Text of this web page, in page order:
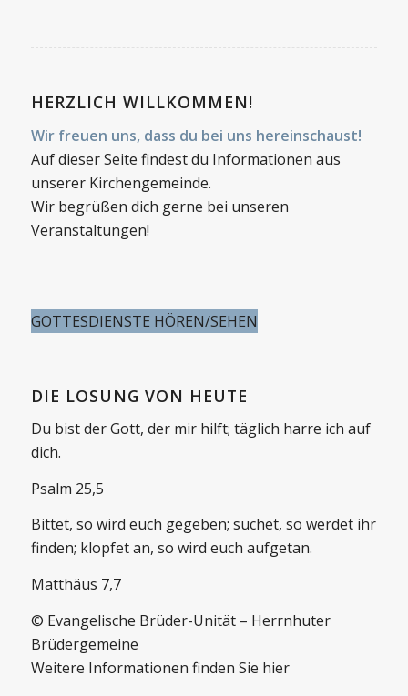
HERZLICH WILLKOMMEN!
Wir freuen uns, dass du bei uns hereinschaust!
Auf dieser Seite findest du Informationen aus
unserer Kirchengemeinde.
Wir begrüßen dich gerne bei unseren
Veranstaltungen!
GOTTESDIENSTE HÖREN/SEHEN
DIE LOSUNG VON HEUTE
Du bist der Gott, der mir hilft; täglich harre ich auf
dich.
Psalm 25,5
Bittet, so wird euch gegeben; suchet, so werdet ihr
finden; klopfet an, so wird euch aufgetan.
Matthäus 7,7
© Evangelische Brüder-Unität – Herrnhuter
Brüdergemeine
Weitere Informationen finden Sie hier